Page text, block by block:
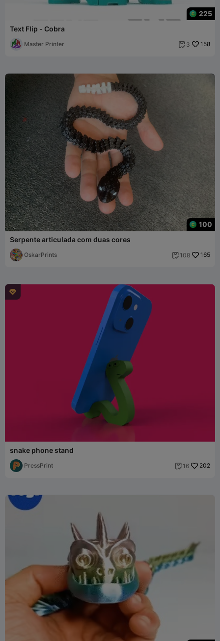
225
Text Flip - Cobra
Master Printer  3 158
100
Serpente articulada com duas cores
OskarPrints  108 165

snake phone stand
PressPrint  16 202